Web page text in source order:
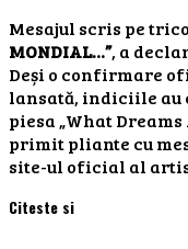
Mesajul scris pe
MONDIAL…”, a
Deși o confirmare
lansată, indiciile au
piesa „What
primit pliante cu
site-ul oficial al
Citeste si